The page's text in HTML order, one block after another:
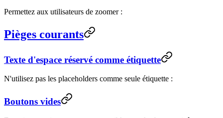
Permettez aux utilisateurs de zoomer :
Pièges courants
Texte d'espace réservé comme étiquette
N'utilisez pas les placeholders comme seule étiquette :
Boutons vides